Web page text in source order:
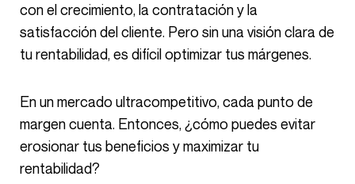
con el crecimiento, la contratación y la
satisfacción del cliente. Pero sin una visión clara de
tu rentabilidad, es difícil optimizar tus márgenes.
En un mercado ultracompetitivo, cada punto de
margen cuenta. Entonces, ¿cómo puedes evitar
erosionar tus beneficios y maximizar tu
rentabilidad?